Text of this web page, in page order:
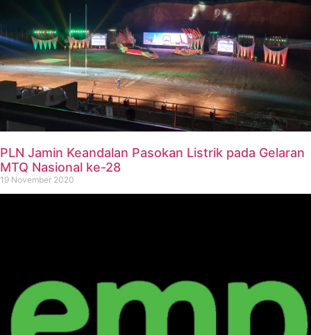
PLN Jamin Keandalan Pasokan Listrik pada Gelaran
MTQ Nasional ke-28
19 November 2020